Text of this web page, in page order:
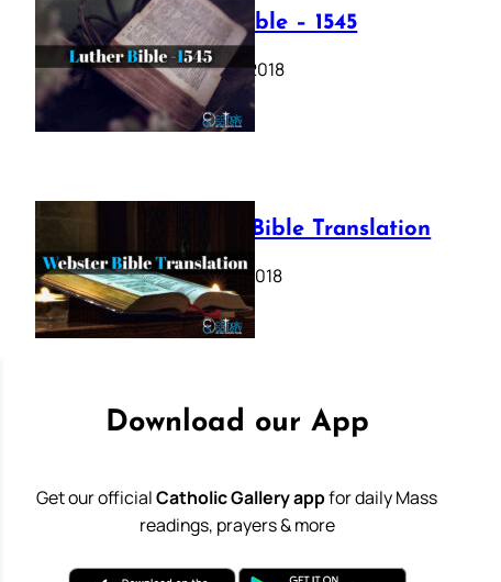
Luther Bible – 1545
October 17, 2018
Webster Bible Translation
October 11, 2018
Download our App
Get our officialCatholic Gallery appfor daily Mass
readings, prayers & more